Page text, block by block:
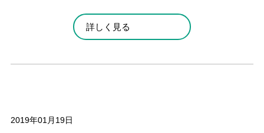
詳しく見る
2019年01月19日